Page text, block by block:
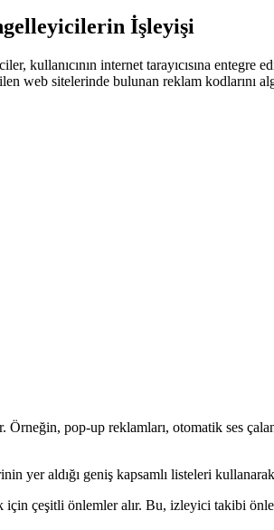
İşleyişi
kullanıcının internet tarayıcısına entegre
web sitelerinde bulunan reklam kodlarını
pop-up reklamları, otomatik ses
yer aldığı geniş kapsamlı listeleri
çeşitli önlemler alır. Bu, izleyici takibi